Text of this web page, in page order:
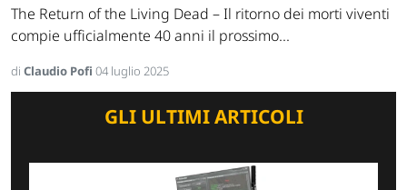
The Return of the Living Dead – Il ritorno dei morti viventi
compie ufficialmente 40 anni il prossimo...
di Claudio Pofi 04 luglio 2025
GLI ULTIMI ARTICOLI